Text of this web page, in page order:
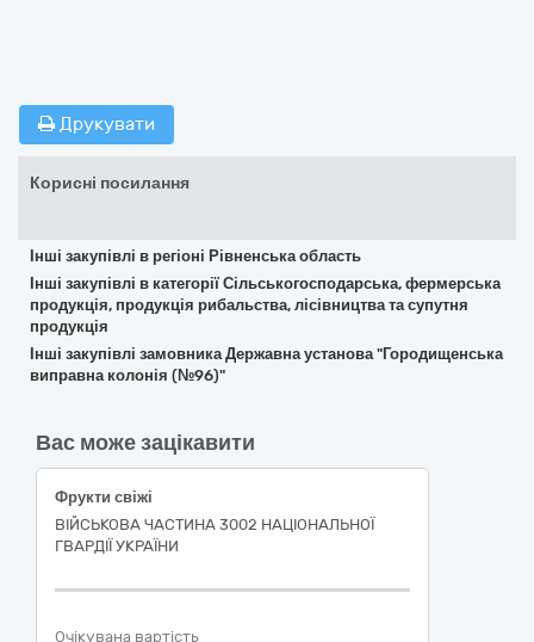
Друкувати
Корисні посилання
Інші закупівлі в регіоні Рівненська область
Інші закупівлі в категорії Сільськогосподарська, фермерська
продукція, продукція рибальства, лісівництва та супутня
продукція
Інші закупівлі замовника Державна установа "Городищенська
виправна колонія (№96)"
Вас може зацікавити
Фрукти свіжі
ВІЙСЬКОВА ЧАСТИНА 3002 НАЦІОНАЛЬНОЇ
ГВАРДІЇ УКРАЇНИ
Очікувана вартість